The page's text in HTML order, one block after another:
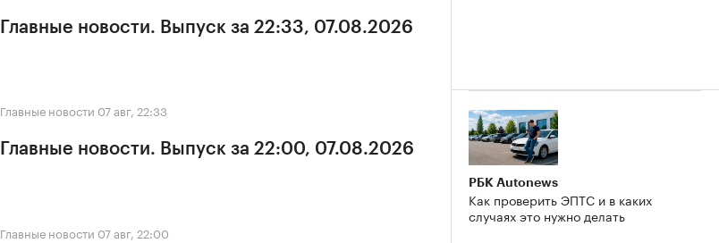
Главные новости. Выпуск за 22:33, 07.08.2026
Главные новости 07 авг, 22:33
Главные новости. Выпуск за 22:00, 07.08.2026
Главные новости 07 авг, 22:00
РБК Autonews
Как проверить ЭПТС и в каких
случаях это нужно делать